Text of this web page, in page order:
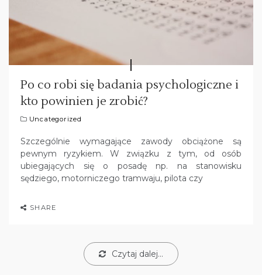
Po co robi się badania psychologiczne i
kto powinien je zrobić?
Uncategorized
Szczególnie wymagające zawody obciążone są
pewnym ryzykiem. W związku z tym, od osób
ubiegających się o posadę np. na stanowisku
sędziego, motorniczego tramwaju, pilota czy
SHARE
Czytaj dalej...